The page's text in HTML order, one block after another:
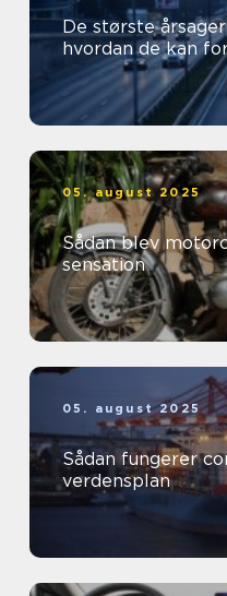
De største
hvordan de kan
05. august 2025
Sådan blev
sensation
05. august 2025
Sådan fungerer
verdensplan